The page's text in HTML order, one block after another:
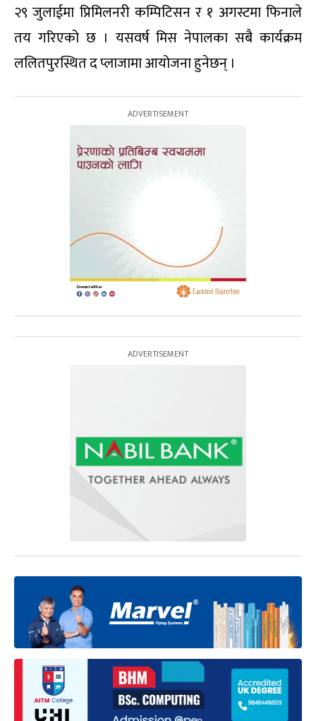
२९ जुलाईमा प्रिमिलनरी कम्पिटिसन र १ अगस्टमा फिनाले
तय गरिएको छ । यसवर्ष मिस नेपालका सबै कार्यक्रम
ललितपुरस्थित द प्लाजामा आयोजना हुनेछन् ।